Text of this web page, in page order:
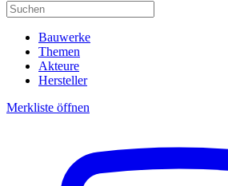
Bauwerke
Themen
Akteure
Hersteller
Merkliste öffnen